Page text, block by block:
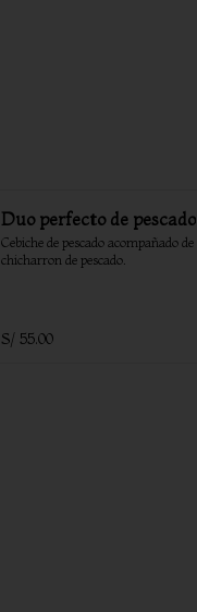
Duo perfecto de pescado
Cebiche de pescado acompañado de
chicharron de pescado.
S/ 55.00